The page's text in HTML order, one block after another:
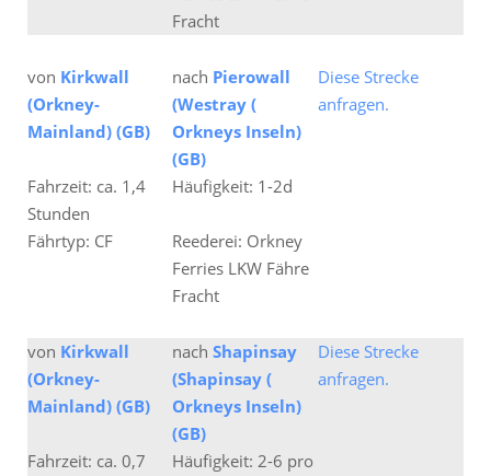
Fracht
von Kirkwall
(Orkney-
Mainland) (GB)
nach Pierowall
(Westray (
Orkneys Inseln)
(GB)
Diese Strecke
anfragen.
Fahrzeit: ca. 1,4
Stunden
Häufigkeit: 1-2d
Fährtyp: CF
Reederei: Orkney
Ferries LKW Fähre
Fracht
von Kirkwall
(Orkney-
Mainland) (GB)
nach Shapinsay
(Shapinsay (
Orkneys Inseln)
(GB)
Diese Strecke
anfragen.
Fahrzeit: ca. 0,7
Häufigkeit: 2-6 pro